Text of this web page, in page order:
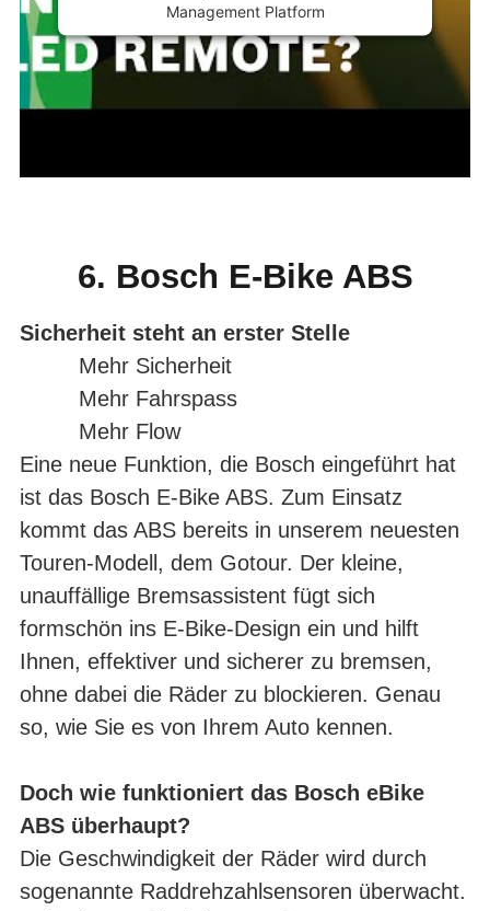
Management Platform
6. Bosch E-Bike ABS
Sicherheit steht an erster Stelle
Mehr Sicherheit
Mehr Fahrspass
Mehr Flow
Eine neue Funktion, die Bosch eingeführt hat
ist das Bosch E-Bike ABS. Zum Einsatz
kommt das ABS bereits in unserem neuesten
Touren-Modell, dem Gotour. Der kleine,
unauffällige Bremsassistent fügt sich
formschön ins E-Bike-Design ein und hilft
Ihnen, effektiver und sicherer zu bremsen,
ohne dabei die Räder zu blockieren. Genau
so, wie Sie es von Ihrem Auto kennen.
Doch wie funktioniert das Bosch eBike
ABS überhaupt?
Die Geschwindigkeit der Räder wird durch
sogenannte Raddrehzahlsensoren überwacht.